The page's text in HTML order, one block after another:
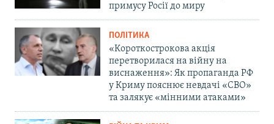
примусу Росії до миру
ПОЛІТИКА
«Короткострокова акція
перетворилася на війну на
виснаження»: Як пропаганда РФ
у Криму пояснює невдачі «СВО»
та залякує «мінними атаками»